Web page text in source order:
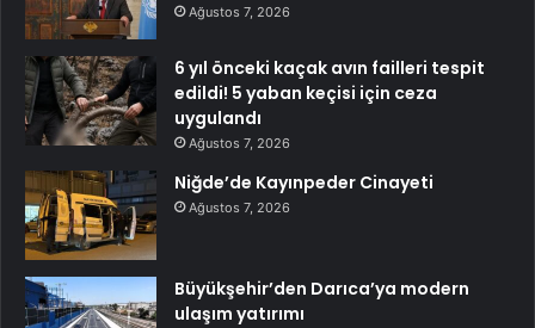
Ağustos 7, 2026
6 yıl önceki kaçak avın failleri tespit
edildi! 5 yaban keçisi için ceza
uygulandı
Ağustos 7, 2026
Niğde’de Kayınpeder Cinayeti
Ağustos 7, 2026
Büyükşehir’den Darıca’ya modern
ulaşım yatırımı